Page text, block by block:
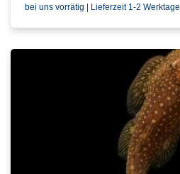
bei uns vorrätig | Lieferzeit 1-2 Werktage